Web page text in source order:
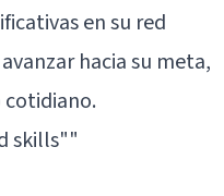
en su red
hacia su meta,
skills""